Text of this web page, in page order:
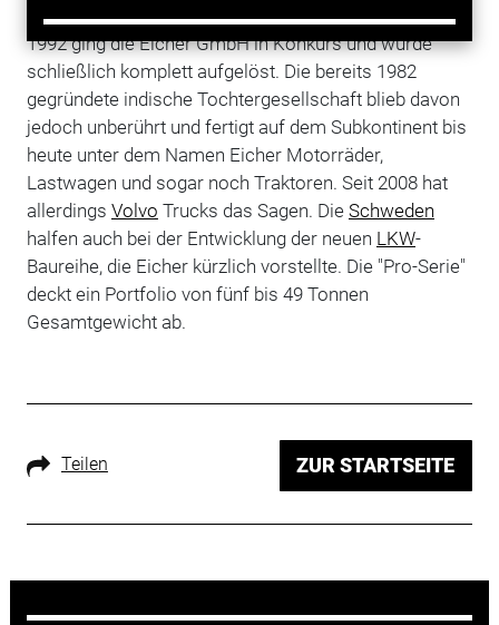
ausschließlich auf dem indischen Markt erhältlich.
1992 ging die Eicher GmbH in Konkurs und wurde
schließlich komplett aufgelöst. Die bereits 1982
gegründete indische Tochtergesellschaft blieb davon
jedoch unberührt und fertigt auf dem Subkontinent bis
heute unter dem Namen Eicher Motorräder,
Lastwagen und sogar noch Traktoren. Seit 2008 hat
allerdings Volvo Trucks das Sagen. Die Schweden
halfen auch bei der Entwicklung der neuen LKW-
Baureihe, die Eicher kürzlich vorstellte. Die "Pro-Serie"
deckt ein Portfolio von fünf bis 49 Tonnen
Gesamtgewicht ab.
Teilen ZUR STARTSEITE